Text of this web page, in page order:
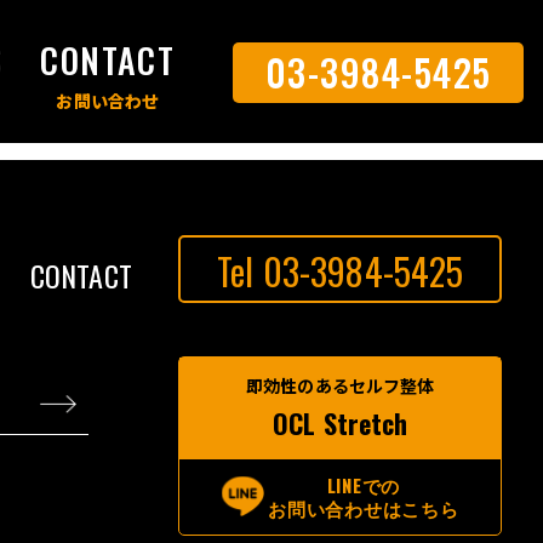
CONTACT 03-3984-5425
CONTACT Tel 03-3984-5425
即効性のあるセルフ整体
OCL Stretch
LINEでの
お問い合わせはこちら